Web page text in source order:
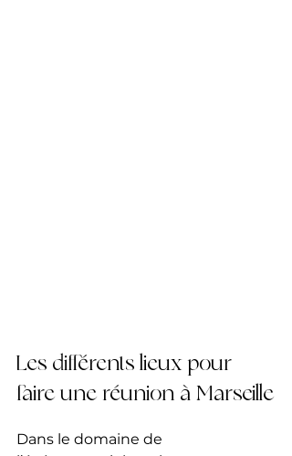
Les différents lieux pour
faire une réunion à Marseille
Dans le domaine de